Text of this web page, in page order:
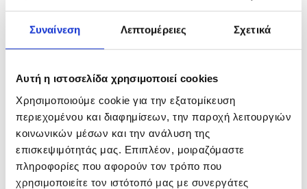
Συναίνεση Λεπτομέρειες Σχετικά
Αυτή η ιστοσελίδα χρησιμοποιεί cookies
Χρησιμοποιούμε cookie για την εξατομίκευση
περιεχομένου και διαφημίσεων, την παροχή λειτουργιών
κοινωνικών μέσων και την ανάλυση της
επισκεψιμότητάς μας. Επιπλέον, μοιραζόμαστε
πληροφορίες που αφορούν τον τρόπο που
χρησιμοποιείτε τον ιστότοπό μας με συνεργάτες
Το KOUFALIOS BARBER SHOP δημιουργήθηκε
για σας και σας περιμένει σε έναν φιλόξενο
Ο Νίκος Κουφαλιός και ο γιος
του, Νεόφυτος, είναι οι δικοί
σας μπαρμπέρηδες στη Ρόδο!